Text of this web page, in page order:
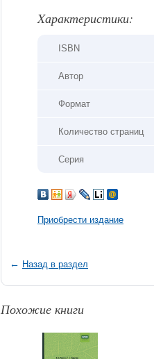
Xарактеристики:
ISBN
Автор
Формат
Количество страниц
Серия
Приобрести издание
← Назад в раздел
Похожие книги